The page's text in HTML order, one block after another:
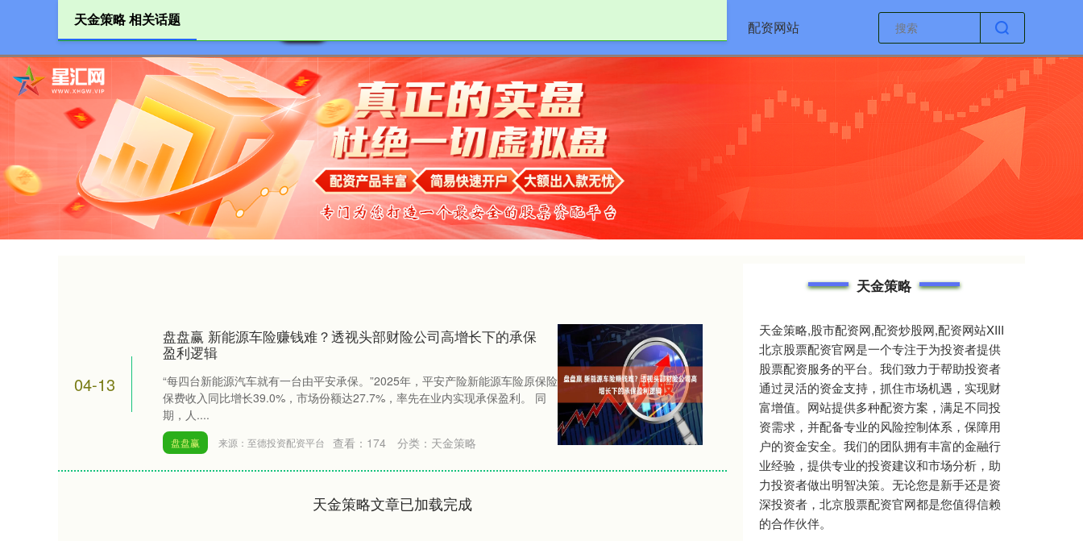
配资网站
天金策略 相关话题
04-13
盘盘赢 新能源车险赚钱难？透视头部财险公司高增长下的承保
盈利逻辑
“每四台新能源汽车就有一台由平安承保。”2025年，平安产险新能源车险原保险
保费收入同比增长39.0%，市场份额达27.7%，率先在业内实现承保盈利。 同
期，人....
盘盘赢 来源：至德投资配资平台 查看： 174 分类： 天金策略
天金策略文章已加载完成
天金策略
天金策略,股市配资网,配资炒股网,配资网站XIII‌
北京股票配资官网是一个专注于为投资者提供
股票配资服务的平台。我们致力于帮助投资者
通过灵活的资金支持，抓住市场机遇，实现财
富增值。网站提供多种配资方案，满足不同投
资需求，并配备专业的风险控制体系，保障用
户的资金安全。我们的团队拥有丰富的金融行
业经验，提供专业的投资建议和市场分析，助
力投资者做出明智决策。无论您是新手还是资
深投资者，北京股票配资官网都是您值得信赖
的合作伙伴。